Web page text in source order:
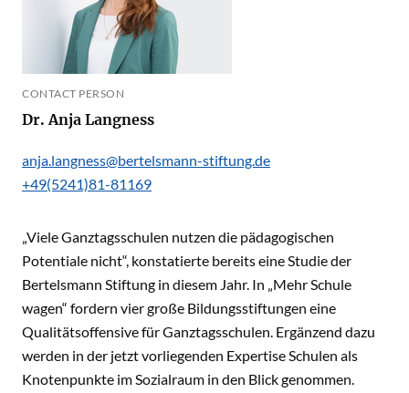
CONTACT PERSON
Dr. Anja Langness
anja.langness@bertelsmann-stiftung.de
+49(5241)81-81169
„Viele Ganztagsschulen nutzen die pädagogischen
Potentiale nicht“, konstatierte bereits eine Studie der
Bertelsmann Stiftung in diesem Jahr. In „Mehr Schule
wagen“ fordern vier große Bildungsstiftungen eine
Qualitätsoffensive für Ganztagsschulen. Ergänzend dazu
werden in der jetzt vorliegenden Expertise Schulen als
Knotenpunkte im Sozialraum in den Blick genommen.